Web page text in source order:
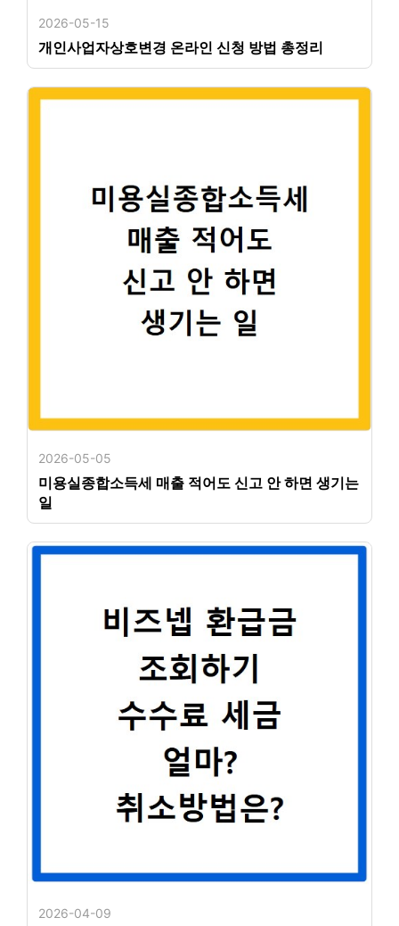
2026-05-15
개인사업자상호변경 온라인 신청 방법 총정리
2026-05-05
미용실종합소득세 매출 적어도 신고 안 하면 생기는
일
2026-04-09